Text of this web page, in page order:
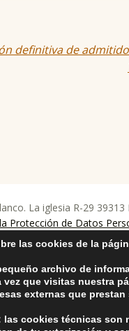
polanco
La iglesia R-29 39313
Protección de Datos
las cookies de la
archivo de
que visitas nuestra
externas que
cookies técnicas son